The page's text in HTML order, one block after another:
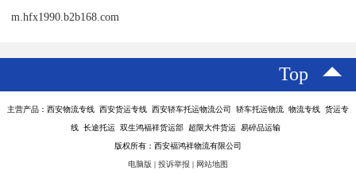
m.hfx1990.b2b168.com
Top
主营产品：西安物流专线 西安货运专线 西安轿车托运物流公司 轿车托运物流 物流专线 货运专
线 长途托运 双生鸿福祥货运部 超限大件货运 易碎品运输
版权所有：西安福鸿祥物流有限公司
电脑版 | 投诉举报 | 网站地图